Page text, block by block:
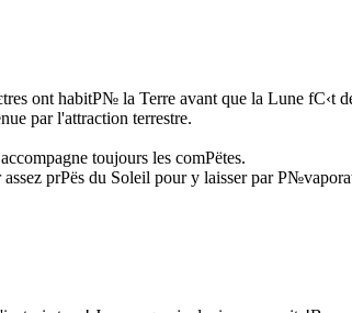
ont habitР№ la Terre avant que la Lune fС‹t
par l'attraction terrestre.
toujours les comРёtes.
prРёs du Soleil pour y laisser par